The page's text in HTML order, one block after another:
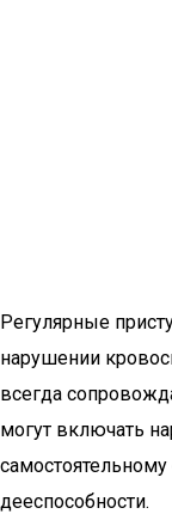
Регулярные
нарушении
всегда
могут включать
дееспособности.